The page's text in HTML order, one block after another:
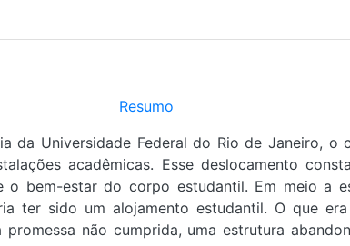
Resumo
da Universidade Federal do Rio de Janeiro,
acadêmicas. Esse deslocamento
o bem-estar do corpo estudantil. Em meio a
ter sido um alojamento estudantil. O que
não cumprida, uma estrutura